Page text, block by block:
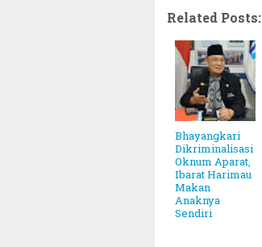
Related Posts:
Bhayangkari
Dikriminalisasi
Oknum Aparat,
Ibarat Harimau
Makan
Anaknya
Sendiri